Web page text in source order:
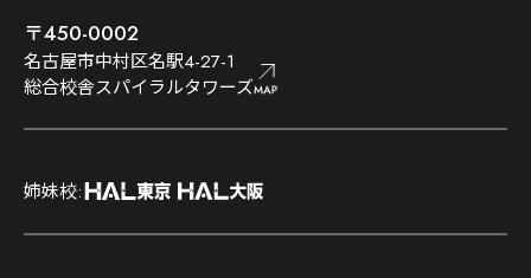
〒450-0002
名古屋市中村区名駅4-27-1
総合校舎スパイラルタワーズ
;
姉妹校:
;